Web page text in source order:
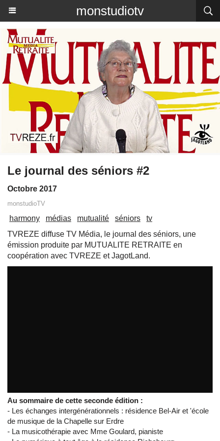
monstudiotv
Le journal des séniors #2
Octobre 2017
monstudioTV
harmony médias mutualité séniors
tv
TVREZE diffuse TV Média, le journal des séniors, une
émission produite par MUTUALITE RETRAITE en
coopération avec TVREZE et JagotLand.
Au sommaire de cette seconde édition :
​- Les échanges intergénérationnels : résidence Bel-Air et 'école
de musique de la Chapelle sur Erdre
​- La musicothérapie avec Mme Goulard, pianiste